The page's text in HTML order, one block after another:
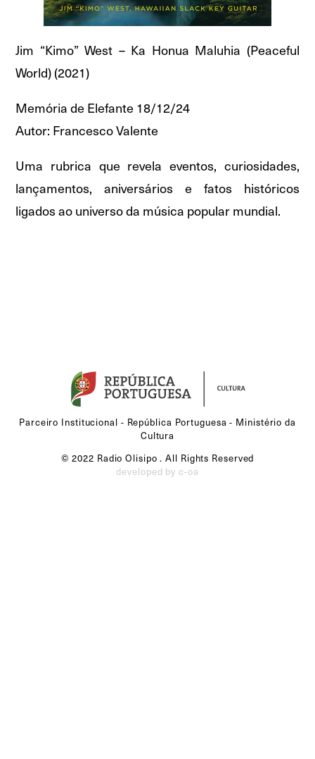
Jim “Kimo” West – Ka Honua Maluhia (Peaceful
World) (2021)
Memória de Elefante 18/12/24
Autor: Francesco Valente
Uma rubrica que revela eventos, curiosidades,
lançamentos, aniversários e fatos históricos
ligados ao universo da música popular mundial.
Parceiro Institucional - República Portuguesa - Ministério da
Cultura
© 2022 Radio Olisipo . All Rights Reserved
developed by c-oa